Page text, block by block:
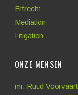
Erfrecht
Mediation
Litigation
ONZE MENSEN
mr. Ruud Voorvaart